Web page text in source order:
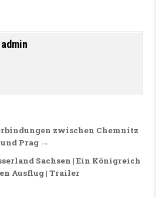
admin
zwischen Chemnitz
und Prag →
Sachsen | Ein Königreich
Ausflug | Trailer